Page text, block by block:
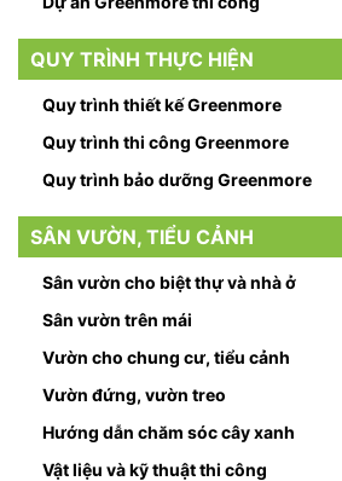
QUY TRÌNH THỰC HIỆN
Quy trình thiết kế Greenmore
Quy trình thi công Greenmore
Quy trình bảo dưỡng Greenmore
SÂN VƯỜN, TIỂU CẢNH
Sân vườn cho biệt thự và nhà ở
Sân vườn trên mái
Vườn cho chung cư, tiểu cảnh
Vườn đứng, vườn treo
Hướng dẫn chăm sóc cây xanh
Vật liệu và kỹ thuật thi công